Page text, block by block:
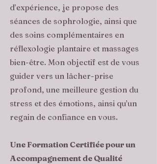
d’expérience, je propose des
séances de sophrologie, ainsi que
des soins complémentaires en
réflexologie plantaire et massages
bien-être. Mon objectif est de vous
guider vers un lâcher-prise
profond, une meilleure gestion du
stress et des émotions, ainsi qu’un
regain de confiance en vous.
Une Formation Certifiée pour un
Accompagnement de Qualité